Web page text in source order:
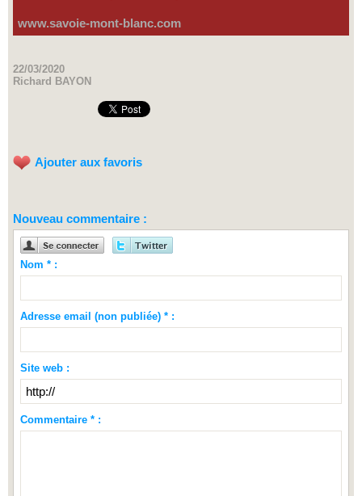
www.savoie-mont-blanc.com
22/03/2020
Richard BAYON
Ajouter aux favoris
Nouveau commentaire :
Nom * :
Adresse email (non publiée) * :
Site web :
Commentaire * :